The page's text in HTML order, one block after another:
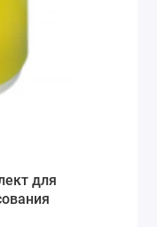
для